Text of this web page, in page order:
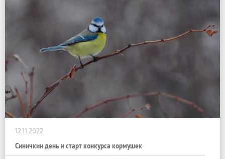
12.11.2022
Синичкин день и старт конкурса кормушек